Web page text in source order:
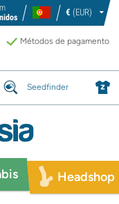
€ (EUR)
Métodos de pagamento
Seedfinder
Headshop